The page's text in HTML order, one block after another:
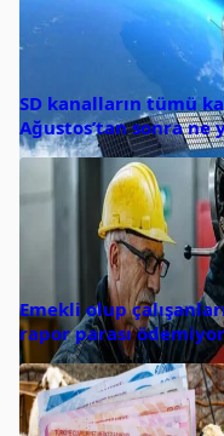
SD kanalların tümü
Ağustos’tan sonra ne
Emekli olup
rapor parası ödemiyor